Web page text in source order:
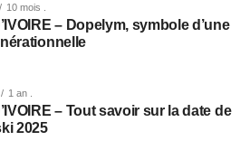
10 mois .
– Dopelym, symbole d’une
1 an .
– Tout savoir sur la date de
2025